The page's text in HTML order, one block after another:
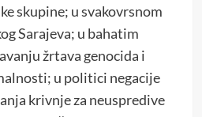
skupine; u svakovrsnom
Sarajeva; u bahatim
žrtava genocida i
u politici negacije
krivnje za neuspredive